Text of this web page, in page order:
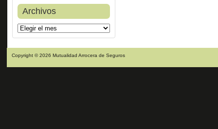
Archivos
Copyright © 2026 Mutualidad Arrocera de Seguros